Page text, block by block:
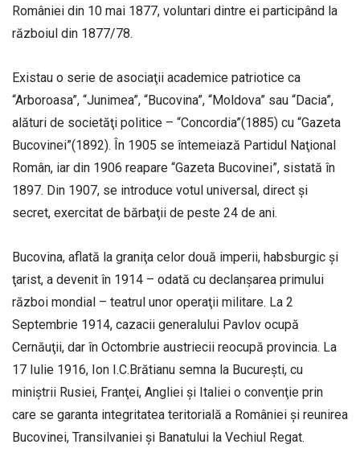
României din 10 mai 1877, voluntari dintre ei participând la
războiul din 1877/78.
Existau o serie de asociaţii academice patriotice ca
“Arboroasa”, “Junimea”, “Bucovina”, “Moldova” sau “Dacia”,
alături de societăţi politice – “Concordia”(1885) cu “Gazeta
Bucovinei”(1892). În 1905 se întemeiază Partidul Naţional
Român, iar din 1906 reapare “Gazeta Bucovinei”, sistată în
1897. Din 1907, se introduce votul universal, direct şi
secret, exercitat de bărbaţii de peste 24 de ani.
Bucovina, aflată la graniţa celor două imperii, habsburgic şi
ţarist, a devenit în 1914 – odată cu declanşarea primului
război mondial – teatrul unor operaţii militare. La 2
Septembrie 1914, cazacii generalului Pavlov ocupă
Cernăuţii, dar în Octombrie austriecii reocupă provincia. La
17 Iulie 1916, Ion I.C.Brătianu semna la Bucureşti, cu
miniştrii Rusiei, Franţei, Angliei şi Italiei o convenţie prin
care se garanta integritatea teritorială a României şi reunirea
Bucovinei, Transilvaniei şi Banatului la Vechiul Regat.